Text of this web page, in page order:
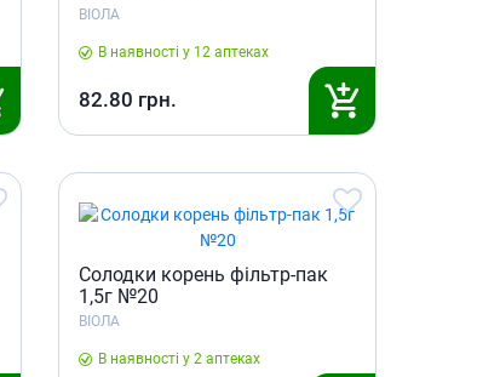
Протитромбозні
Препарати від анемії
Препарати для
парентерального харчування
Інші лікарські засоби
ВІОЛА
В наявності у 12 аптеках
82.80 грн.
Солодки корень фільтр-пак
1,5г №20
ВІОЛА
В наявності у 2 аптеках